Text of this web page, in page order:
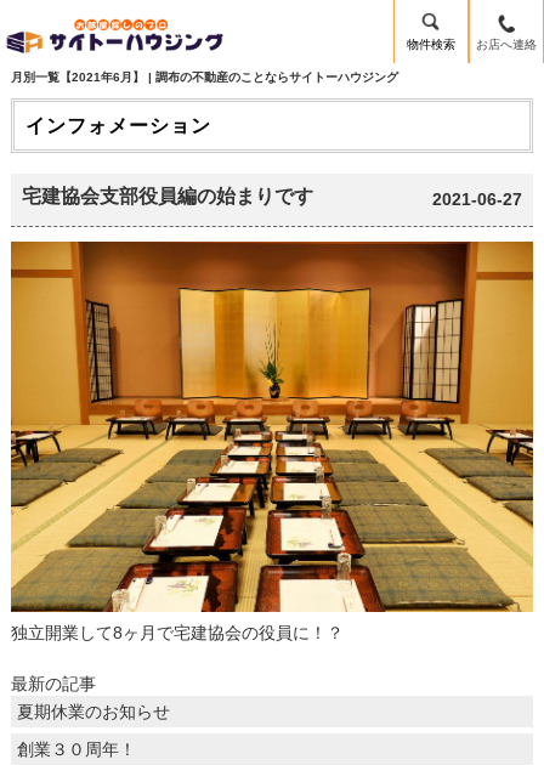
物件検索 お店へ連絡
月別一覧【2021年6月】 | 調布の不動産のことならサイトーハウジング
インフォメーション
宅建協会支部役員編の始まりです 2021-06-27
独立開業して8ヶ月で宅建協会の役員に！？
最新の記事
夏期休業のお知らせ
創業３０周年！